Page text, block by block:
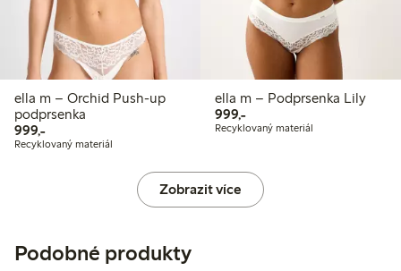
ella m – Orchid Push-up
podprsenka
999,-999,00 Kč
Recyklovaný materiál
ella m – Podprsenka Lily
999,-999,00 Kč
Recyklovaný materiál
Zobrazit více
Podobné produkty